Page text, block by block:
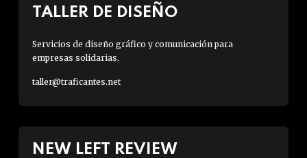
l
a
p
i
”
TALLER DE DISEÑO
Servicios de diseño gráfico y comunicación para
empresas solidarias.
taller@traficantes.net
NEW LEFT REVIEW